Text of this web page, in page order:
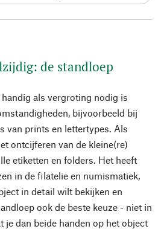
de standloep
als vergroting nodig is
bijvoorbeeld bij
van prints en lettertypes. Als
ontcijferen van de kleine(re)
etiketten en folders. Het heeft
in de filatelie en numismatiek,
in detail wilt bekijken en
ook de beste keuze - niet in
je dan beide handen op het object